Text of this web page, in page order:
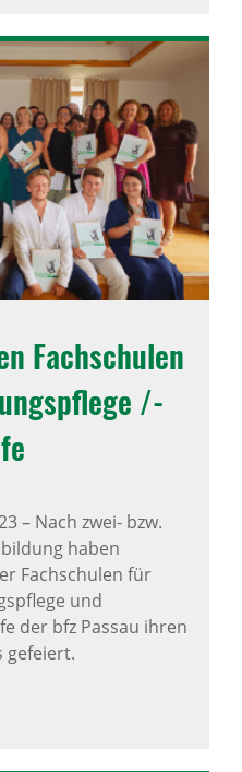
Fach­schulen
/-
–Nach zwei- bzw.
haben
Fachschulen für
und
der bfz Passau ihren
gefeiert.